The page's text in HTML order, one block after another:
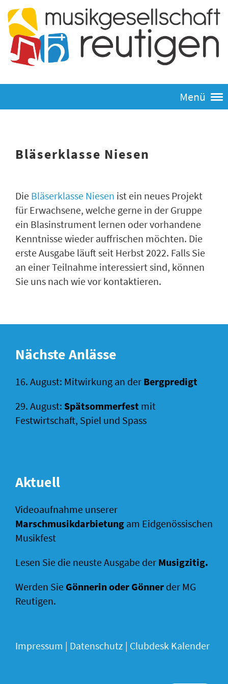
Menü
Bläserklasse Niesen
Die Bläserklasse Niesen ist ein neues Projekt
für Erwachsene, welche gerne in der Gruppe
ein Blasinstrument lernen oder vorhandene
Kenntnisse wieder auffrischen möchten. Die
erste Ausgabe läuft seit Herbst 2022. Falls Sie
an einer Teilnahme interessiert sind, können
Sie uns nach wie vor kontaktieren.
Nächste Anlässe
16. August: Mitwirkung an der Bergpredigt
29. August: Spätsommerfest mit
Festwirtschaft, Spiel und Spass
Aktuell
Videoaufnahme unserer
Marschmusikdarbietung am Eidgenössischen
Musikfest
Lesen Sie die neuste Ausgabe der Musigzitig.
Werden Sie Gönnerin oder Gönner der MG
Reutigen.
Impressum | Datenschutz | Clubdesk Kalender